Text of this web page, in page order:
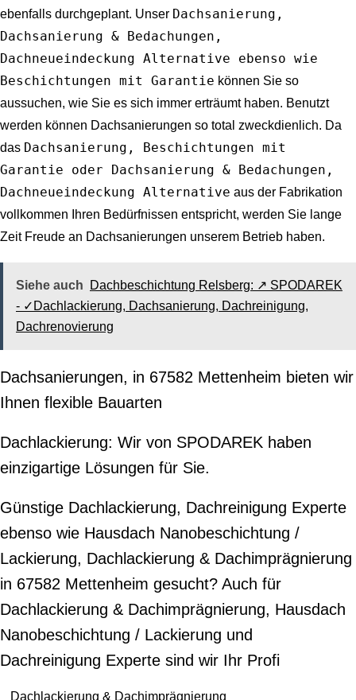
ebenfalls durchgeplant. Unser Dachsanierung,
Dachsanierung & Bedachungen,
Dachneueindeckung Alternative ebenso wie
Beschichtungen mit Garantie können Sie so
aussuchen, wie Sie es sich immer erträumt haben. Benutzt
werden können Dachsanierungen so total zweckdienlich. Da
das Dachsanierung, Beschichtungen mit
Garantie oder Dachsanierung & Bedachungen,
Dachneueindeckung Alternative aus der Fabrikation
vollkommen Ihren Bedürfnissen entspricht, werden Sie lange
Zeit Freude an Dachsanierungen unserem Betrieb haben.
Siehe auch
Dachbeschichtung Relsberg: ↗️ SPODAREK
- ✓Dachlackierung, Dachsanierung, Dachreinigung,
Dachrenovierung
Dachsanierungen, in 67582 Mettenheim bieten wir
Ihnen flexible Bauarten
Dachlackierung: Wir von SPODAREK haben
einzigartige Lösungen für Sie.
Günstige Dachlackierung, Dachreinigung Experte
ebenso wie Hausdach Nanobeschichtung /
Lackierung, Dachlackierung & Dachimprägnierung
in 67582 Mettenheim gesucht? Auch für
Dachlackierung & Dachimprägnierung, Hausdach
Nanobeschichtung / Lackierung und
Dachreinigung Experte sind wir Ihr Profi
Dachlackierung & Dachimprägnierung